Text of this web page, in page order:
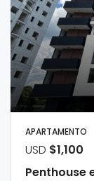
APARTAMENTO
USD $1,100
Penthouse